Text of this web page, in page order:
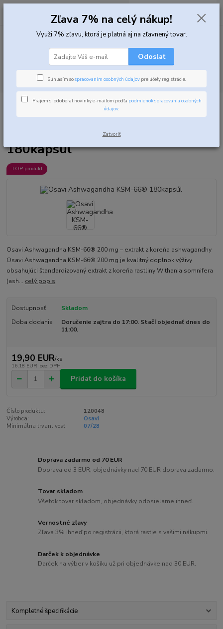
Hľadať
0,00 EUR
Bylinné extrakty a superpotraviny
Osavi Ashwagandha KSM-66®
Osavi Ashwagandha KSM-66®
180kapsúl
TOP produkt
Osavi Ashwagandha KSM-66® 200 mg – extrakt z koreňa ashwagandhy
Osavi Ashwagandha KSM-66® 200 mg je kvalitný doplnok výživy
obsahujúci štandardizovaný extrakt z koreňa rastliny Withania somnifera
(ash... celý popis
Dostupnosť
Skladom
Doba dodania
Doručenie zajtra do 17:00. Stačí objednať dnes do
11:00.
19,90 EUR/ks
16,18 EUR bez DPH
Pridať do košíka
Číslo produktu:
120048
Výrobca:
Osavi
Minimálna trvanlivosť:
07/28
Doprava zadarmo od 70 EUR
Doprava od 3 EUR, objednávky nad 70 EUR doprava zadarmo.
Tovar skladom
Všetok tovar skladom, objednávky odosielame ihneď.
Vernostné zľavy
Zľava 3% ihneď po registrácii, ktorá rastie s vašimi nákupmi.
Darček k objednávke
Darček na výber v košíku už pri objednávke nad 30 EUR.
Kompletné špecifikácie
Zľava 7% na celý nákup!
Využi 7% zľavu, ktorá je platná aj na zľavnený tovar.
Odoslať
Súhlasím sospracovaním osobných údajov pre účely registrácie.
Prajem si odoberať novinky e-mailom podľa podmienok spracovania osobných
údajov.
Zatvoriť